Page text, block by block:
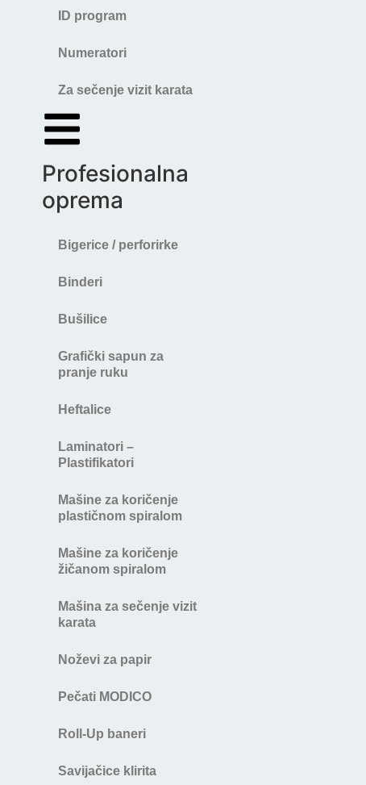
ID program
Numeratori
Za sečenje vizit karata
Profesionalna
oprema
Bigerice / perforirke
Binderi
Bušilice
Grafički sapun za
pranje ruku
Heftalice
Laminatori –
Plastifikatori
Mašine za koričenje
plastičnom spiralom
Mašine za koričenje
žičanom spiralom
Mašina za sečenje vizit
karata
Noževi za papir
Pečati MODICO
Roll-Up baneri
Savijačice klirita